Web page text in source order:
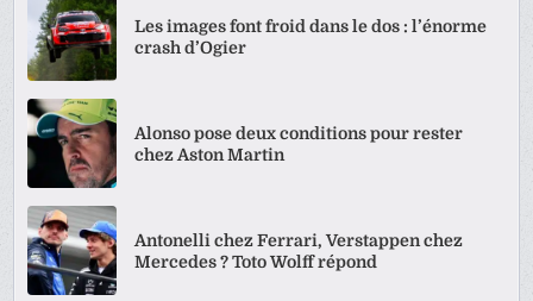
Les images font froid dans le dos : l’énorme
crash d’Ogier
Alonso pose deux conditions pour rester
chez Aston Martin
Antonelli chez Ferrari, Verstappen chez
Mercedes ? Toto Wolff répond